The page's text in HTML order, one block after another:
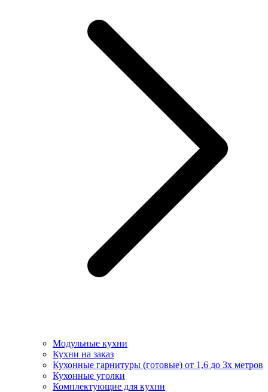
Модульные кухни
Кухни на заказ
Кухонные гарнитуры (готовые) от 1,6 до 3х метров
Кухонные уголки
Комплектующие для кухни